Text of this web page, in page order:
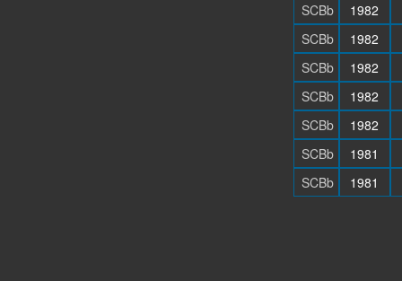
SCBb
1982
SCBb
1982
SCBb
1982
SCBb
1982
SCBb
1982
SCBb
1981
SCBb
1981